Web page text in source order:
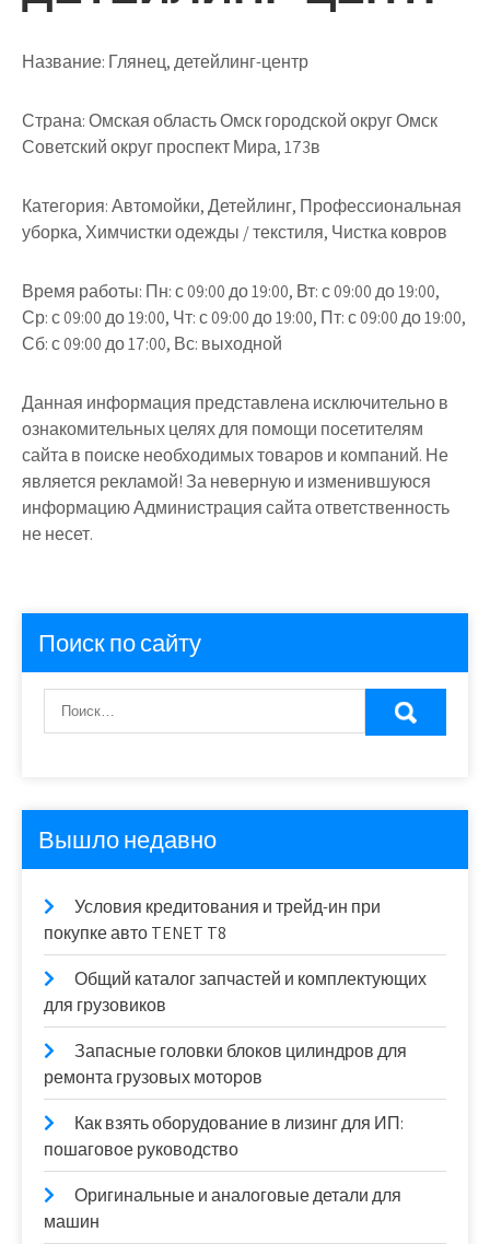
Название: Глянец, детейлинг-центр
Страна:Омская область Омск городской округ Омск
Советский округ проспект Мира, 173в
Категория:Автомойки, Детейлинг, Профессиональная
уборка, Химчистки одежды / текстиля, Чистка ковров
Время работы: Пн: с 09:00 до 19:00, Вт: с 09:00 до 19:00,
Ср: с 09:00 до 19:00, Чт: с 09:00 до 19:00, Пт: с 09:00 до 19:00,
Сб: с 09:00 до 17:00, Вс: выходной
Данная информация представлена исключительно в
ознакомительных целях для помощи посетителям
сайта в поиске необходимых товаров и компаний. Не
является рекламой! За неверную и изменившуюся
информацию Администрация сайта ответственность
не несет.
Поиск по сайту
Вышло недавно
Условия кредитования и трейд-ин при
покупке авто TENET T8
Общий каталог запчастей и комплектующих
для грузовиков
Запасные головки блоков цилиндров для
ремонта грузовых моторов
Как взять оборудование в лизинг для ИП:
пошаговое руководство
Оригинальные и аналоговые детали для
машин